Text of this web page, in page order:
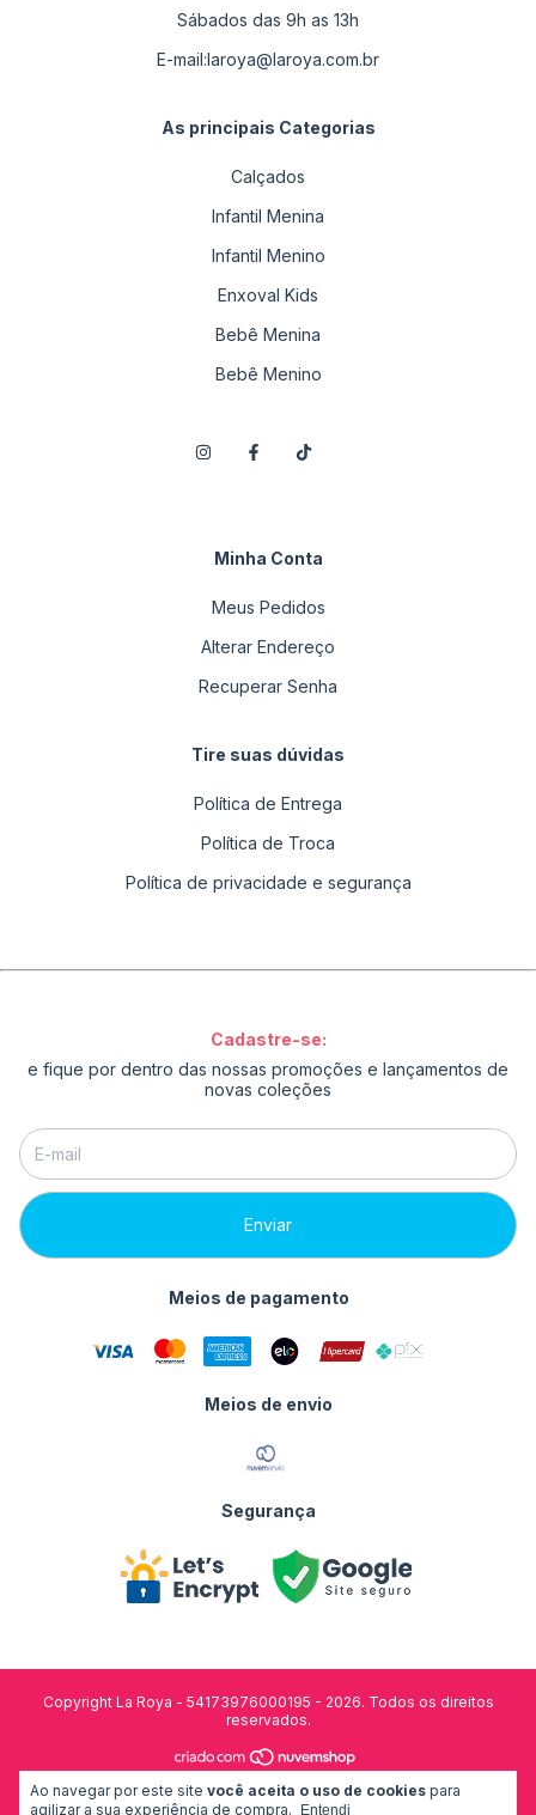
Ao navegar por este site você aceita o uso de cookies para
agilizar a sua experiência de compra.
Entendi
Sábados das 9h as 13h
E-mail:laroya@laroya.com.br
As principais Categorias
Calçados
Infantil Menina
Infantil Menino
Enxoval Kids
Bebê Menina
Bebê Menino
Minha Conta
Meus Pedidos
Alterar Endereço
Recuperar Senha
Tire suas dúvidas
Política de Entrega
Política de Troca
Política de privacidade e segurança
Cadastre-se:
e fique por dentro das nossas promoções e lançamentos de
novas coleções
Meios de pagamento
Meios de envio
Segurança
Copyright La Roya - 54173976000195 - 2026. Todos os direitos
reservados.
desenvolvido por: